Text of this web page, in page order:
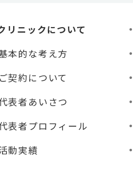
リニックについて
本的な考え方
ご契約について
表者あいさつ
表者プロフィール
動実績